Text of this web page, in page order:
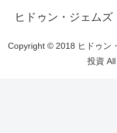
ヒドゥン・ジェム
Copyright © 2018 ヒドゥン
投資